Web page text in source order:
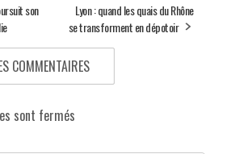
son
Lyon : quand les quais du Rhône
se transforment en dépotoir
COMMENTAIRES
sont fermés